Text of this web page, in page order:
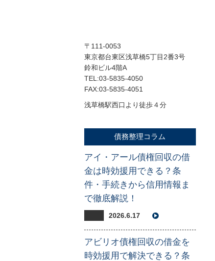
〒111-0053
東京都台東区浅草橋5丁目2番3号
鈴和ビル4階A
TEL:03-5835-4050
FAX:03-5835-4051
浅草橋駅西口より徒歩４分
債務整理コラム
アイ・アール債権回収の借
金は時効援用できる？条
件・手続きから信用情報ま
で徹底解説！
2026.6.17
アビリオ債権回収の借金を
時効援用で解決できる？条